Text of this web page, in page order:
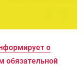
о
обязательной